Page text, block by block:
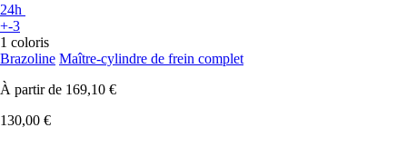
24h
+-3
1 coloris
Brazoline Maître-cylindre de frein complet
À partir de 169,10 €
130,00 €